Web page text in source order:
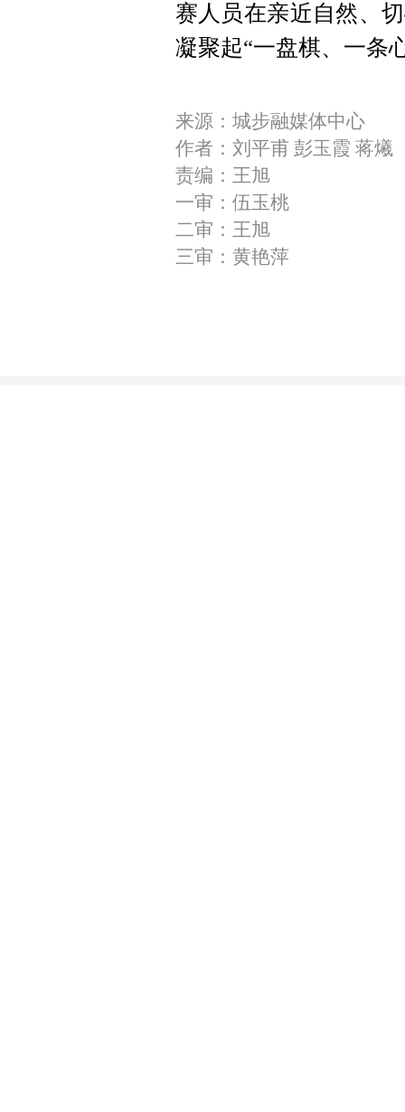
赛人员在亲近自然、
凝聚起“一盘棋、一条
来源：城步融媒体中心
作者：刘平甫 彭玉霞 蒋爔
责编：王旭
一审：伍玉桃
二审：王旭
三审：黄艳萍